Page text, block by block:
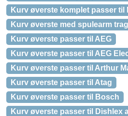
Kurv øverste komplet passer til
Kurv øverste med spulearm
Kurv øverste passer til AEG
Kurv øverste passer til AEG
Kurv øverste passer til Arthur
Kurv øverste passer til Atag
Kurv øverste passer til Bosch
Kurv øverste passer til Dishlex